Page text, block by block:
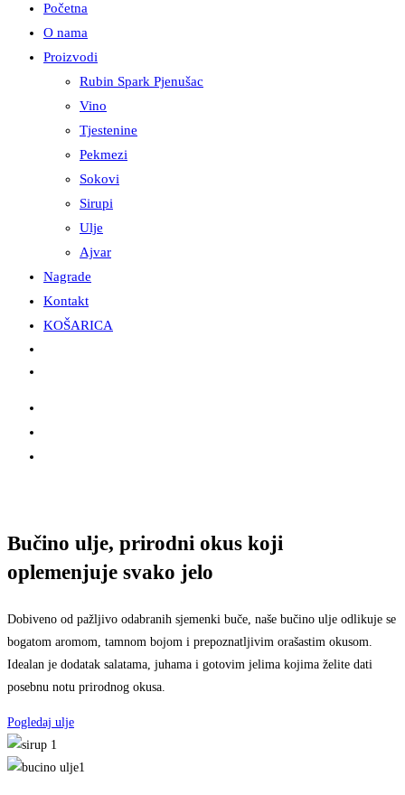
Početna
O nama
Proizvodi
Rubin Spark Pjenušac
Vino
Tjestenine
Pekmezi
Sokovi
Sirupi
Ulje
Ajvar
Nagrade
Kontakt
KOŠARICA
Bučino ulje, prirodni okus koji
oplemenjuje svako jelo
Dobiveno od pažljivo odabranih sjemenki buče, naše bučino ulje odlikuje se
bogatom aromom, tamnom bojom i prepoznatljivim orašastim okusom.
Idealan je dodatak salatama, juhama i gotovim jelima kojima želite dati
posebnu notu prirodnog okusa.
Pogledaj ulje